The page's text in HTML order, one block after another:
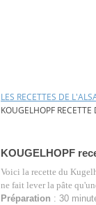
LES RECETTES DE
KOUGELHOPF
KOUGELHOPF
Voici la recette du
ne fait lever la pâte
Préparation : 30